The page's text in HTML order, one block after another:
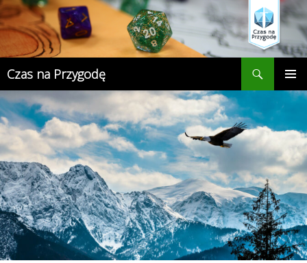
Przejdź
do
treści
Czas na Przygodę
MENU